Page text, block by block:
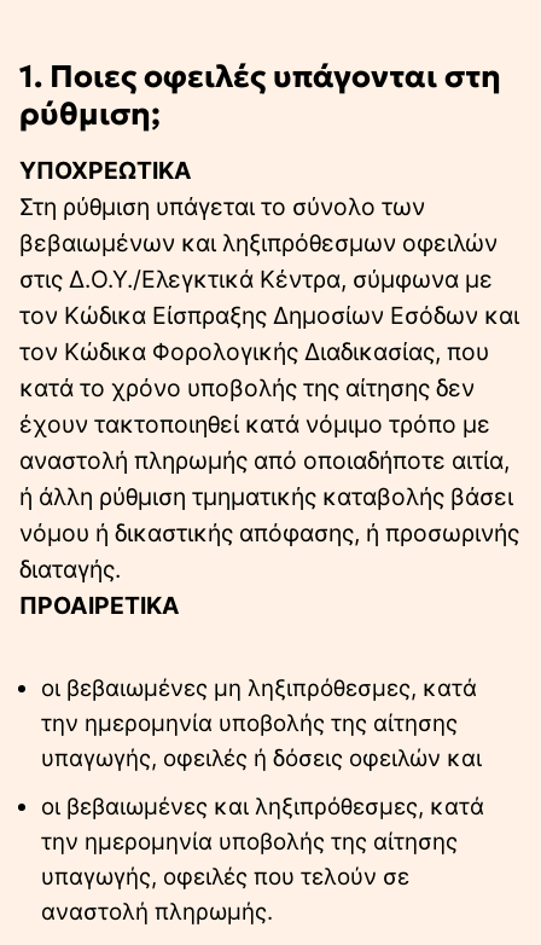
1. Ποιες οφειλές υπάγονται στη
ρύθμιση;
ΥΠΟΧΡΕΩΤΙΚΑ
Στη ρύθμιση υπάγεται το σύνολο των
βεβαιωμένων και ληξιπρόθεσμων οφειλών
στις Δ.Ο.Υ./Ελεγκτικά Κέντρα, σύμφωνα με
τον Κώδικα Είσπραξης Δημοσίων Εσόδων και
τον Κώδικα Φορολογικής Διαδικασίας, που
κατά το χρόνο υποβολής της αίτησης δεν
έχουν τακτοποιηθεί κατά νόμιμο τρόπο με
αναστολή πληρωμής από οποιαδήποτε αιτία,
ή άλλη ρύθμιση τμηματικής καταβολής βάσει
νόμου ή δικαστικής απόφασης, ή προσωρινής
διαταγής.
ΠΡΟΑΙΡΕΤΙΚΑ
οι βεβαιωμένες μη ληξιπρόθεσμες, κατά
την ημερομηνία υποβολής της αίτησης
υπαγωγής, οφειλές ή δόσεις οφειλών και
οι βεβαιωμένες και ληξιπρόθεσμες, κατά
την ημερομηνία υποβολής της αίτησης
υπαγωγής, οφειλές που τελούν σε
αναστολή πληρωμής.